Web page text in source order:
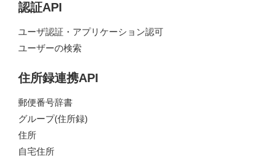
認証API
ユーザ認証・アプリケーション認可
ユーザーの検索
住所録連携API
郵便番号辞書
グループ(住所録)
住所
自宅住所